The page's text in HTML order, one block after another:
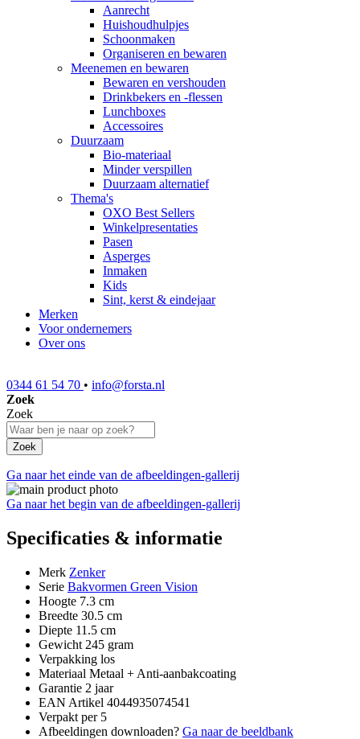
Aanrecht
Huishoudhulpjes
Schoonmaken
Organiseren en bewaren
Meenemen en bewaren
Bewaren en vershouden
Drinkbekers en -flessen
Lunchboxes
Accessoires
Duurzaam
Bio-materiaal
Minder verspillen
Duurzaam alternatief
Thema's
OXO Best Sellers
Winkelpresentaties
Pasen
Asperges
Inmaken
Kids
Sint, kerst & eindejaar
Merken
Voor ondernemers
Over ons
0344 61 54 70 • info@forsta.nl
Zoek
Zoek
Zoek
Ga naar het einde van de afbeeldingen-gallerij
Ga naar het begin van de afbeeldingen-gallerij
Specificaties & informatie
Merk Zenker
Serie Bakvormen Green Vision
Hoogte 7.3 cm
Breedte 30.5 cm
Diepte 11.5 cm
Gewicht 245 gram
Verpakking los
Materiaal Metaal + Anti-aanbakcoating
Garantie 2 jaar
EAN Artikel 4044935074541
Verpakt per 5
Afbeeldingen downloaden? Ga naar de beeldbank